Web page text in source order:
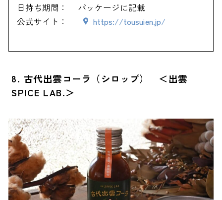
日持ち期間：
パッケージに記載
公式サイト：
https://tousuien.jp/
8. 古代出雲コーラ（シロップ） ＜出雲
SPICE LAB.＞